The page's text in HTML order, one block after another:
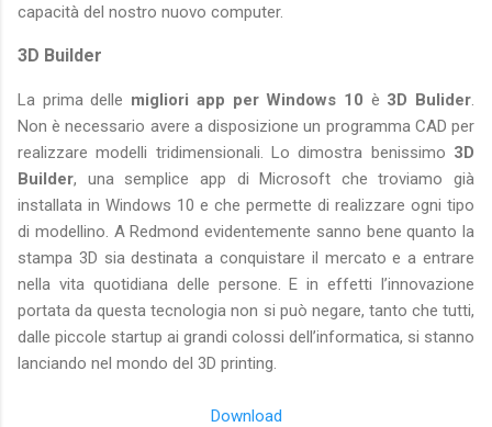
capacità del nostro nuovo computer.
3D Builder
La prima delle migliori app per Windows 10 è 3D Bulider.
Non è necessario avere a disposizione un programma CAD per
realizzare modelli tridimensionali. Lo dimostra benissimo 3D
Builder, una semplice app di Microsoft che troviamo già
installata in Windows 10 e che permette di realizzare ogni tipo
di modellino. A Redmond evidentemente sanno bene quanto la
stampa 3D sia destinata a conquistare il mercato e a entrare
nella vita quotidiana delle persone. E in effetti l’innovazione
portata da questa tecnologia non si può negare, tanto che tutti,
dalle piccole startup ai grandi colossi dell’informatica, si stanno
lanciando nel mondo del 3D printing.
Download